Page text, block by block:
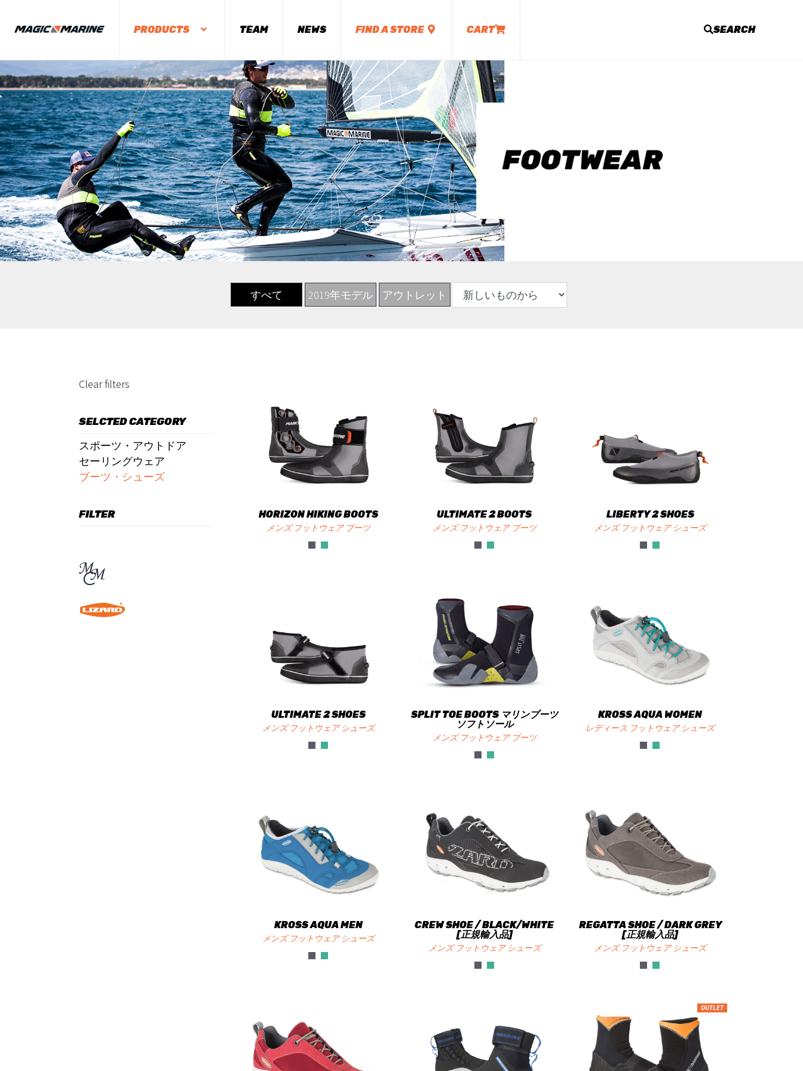
PRODUCTS TEAM NEWS FIND A STORE CART SEARCH
すべて 2019年モデル アウトレット
Clear filters
SELCTED CATEGORY
スポーツ・アウトドア
セーリングウェア
ブーツ・シューズ
FILTER HORIZON HIKING BOOTS
メンズ フットウェア ブーツ
ULTIMATE 2 BOOTS
メンズ フットウェア ブーツ
LIBERTY 2 SHOES
メンズ フットウェア シューズ
ULTIMATE 2 SHOES
メンズ フットウェア シューズ
SPLIT TOE BOOTS マリンブーツ
ソフトソール
メンズ フットウェア ブーツ
KROSS AQUA WOMEN
レディース フットウェア シューズ
KROSS AQUA MEN
メンズ フットウェア シューズ
CREW SHOE / BLACK/WHITE
[正規輸入品]
メンズ フットウェア シューズ
REGATTA SHOE / DARK GREY
[正規輸入品]
メンズ フットウェア シューズ
OUTLET